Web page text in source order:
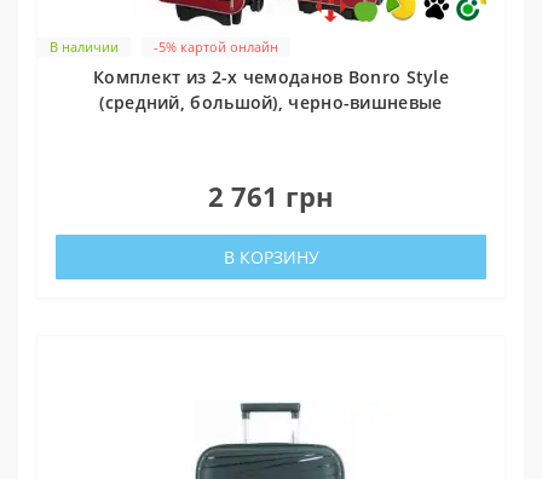
В наличии -5% картой онлайн
Комплект из 2-х чемоданов Bonro Style
(средний, большой), черно-вишневые
2 761 грн
В КОРЗИНУ